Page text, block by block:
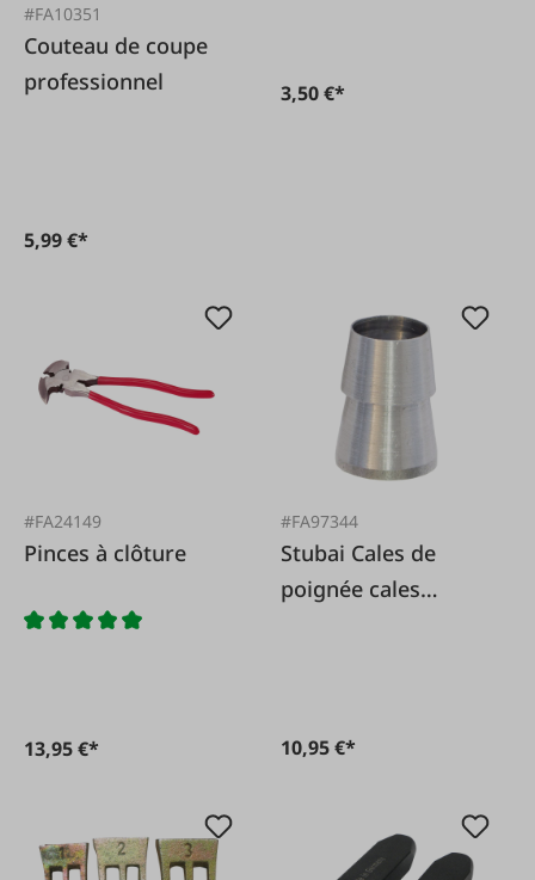
#FA10351
Couteau de coupe
professionnel
5,99 €*
3,50 €*
#FA24149
Pinces à clôture
13,95 €*
#FA97344
Stubai Cales de
poignée cales
10,95 €*